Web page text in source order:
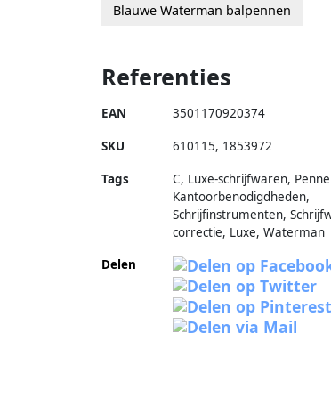
Blauwe Waterman balpennen
Referenties
EAN 3501170920374
SKU 610115, 1853972
Tags
C, Luxe-schrijfwaren,
Kantoorbenodigdheden,
Schrijfinstrumenten,
correctie, Luxe, Waterman
Delen